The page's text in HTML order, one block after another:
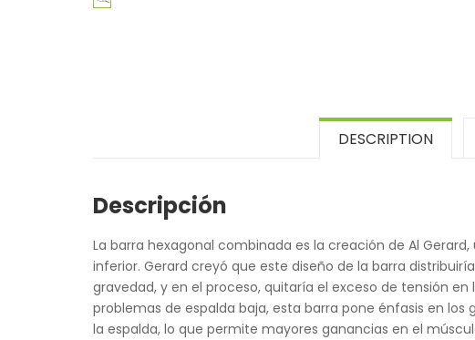
DESCRIPTION
Descripción
La barra hexagonal combinada es la creación de Al
inferior. Gerard creyó que este diseño de la barra
gravedad, y en el proceso, quitaría el exceso de tensión
problemas de espalda baja, esta barra pone énfasis en
la espalda, lo que permite mayores ganancias en el